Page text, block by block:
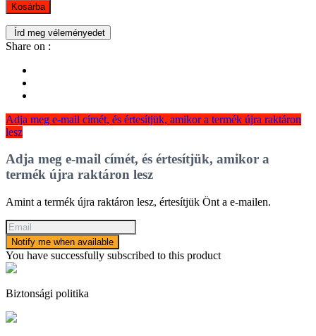
Kosárba
Írd meg véleményedet
Share on :
Adja meg e-mail címét, és értesítjük, amikor a termék újra raktáron
lesz
Adja meg e-mail címét, és értesítjük, amikor a
termék újra raktáron lesz
Amint a termék újra raktáron lesz, értesítjük Önt a e-mailen.
Notify me when available
You have successfully subscribed to this product
Biztonsági politika